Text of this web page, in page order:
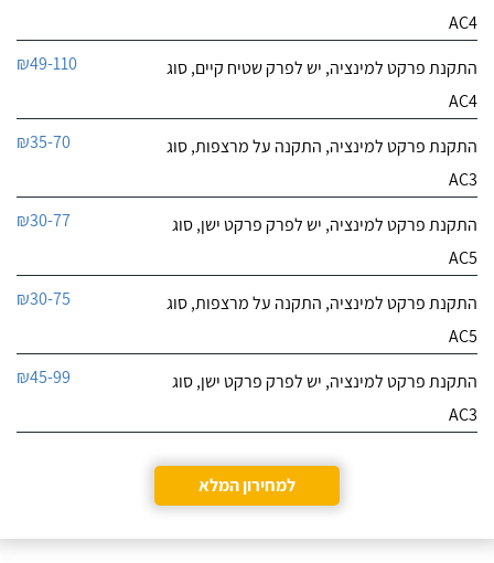
AC4
התקנת פרקט למינציה, יש לפרק שטיח קיים, סוג
AC4
₪49-110
התקנת פרקט למינציה, התקנה על מרצפות, סוג
AC3
₪35-70
התקנת פרקט למינציה, יש לפרק פרקט ישן, סוג
AC5
₪30-77
התקנת פרקט למינציה, התקנה על מרצפות, סוג
AC5
₪30-75
התקנת פרקט למינציה, יש לפרק פרקט ישן, סוג
AC3
₪45-99
למחירון המלא